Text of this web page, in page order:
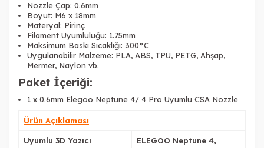
Nozzle Çap: 0.6mm
Boyut: M6 x 18mm
Materyal: Pirinç
Filament Uyumluluğu: 1.75mm
Maksimum Baskı Sıcaklığı: 300°C
Uygulanabilir Malzeme: PLA, ABS, TPU, PETG, Ahşap,
Mermer, Naylon vb.
Paket İçeriği:
1 x 0.6mm Elegoo Neptune 4/ 4 Pro Uyumlu CSA Nozzle
Ürün Açıklaması
Uyumlu 3D Yazıcı
ELEGOO Neptune 4,